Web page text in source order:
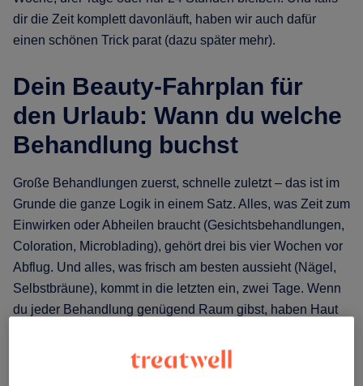
dir die Zeit komplett davonläuft, haben wir auch dafür
einen schönen Trick parat (dazu später mehr).
Dein Beauty-Fahrplan für
den Urlaub: Wann du welche
Behandlung buchst
Große Behandlungen zuerst, schnelle zuletzt – das ist im
Grunde die ganze Logik in einem Satz. Alles, was Zeit zum
Einwirken oder Abheilen braucht (Gesichtsbehandlungen,
Coloration, Microblading), gehört drei bis vier Wochen vor
Abflug. Und alles, was frisch am besten aussieht (Nägel,
Selbstbräune), kommt in die letzten ein, zwei Tage. Wenn
du jeder Behandlung genügend Raum gibst, haben Haut